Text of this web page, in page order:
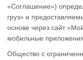
«Соглашение»)
груз» и
основе через сайт
мобильные
Общество с